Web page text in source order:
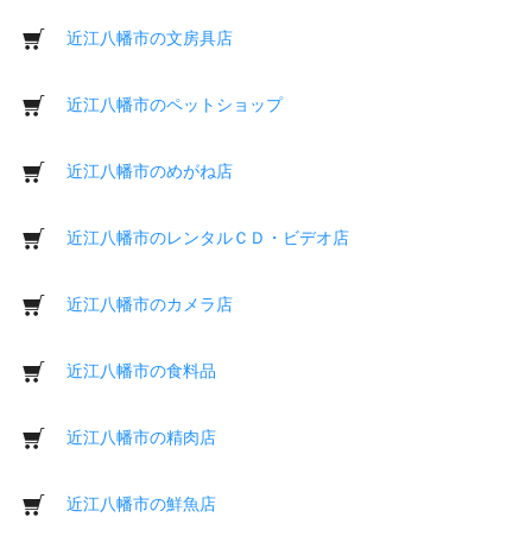
近江八幡市の文房具店
近江八幡市のペットショップ
近江八幡市のめがね店
近江八幡市のレンタルＣＤ・ビデオ店
近江八幡市のカメラ店
近江八幡市の食料品
近江八幡市の精肉店
近江八幡市の鮮魚店